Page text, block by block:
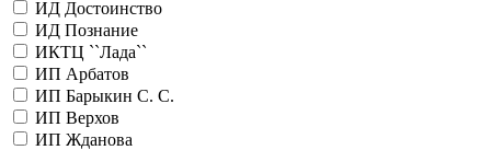
ИД Достоинство
ИД Познание
ИКТЦ ``Лада``
ИП Арбатов
ИП Барыкин С. С.
ИП Верхов
ИП Жданова